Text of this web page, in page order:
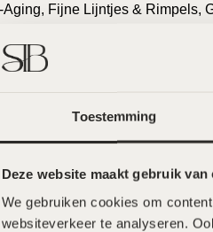
Toestemming
Deze website maakt gebruik van
We gebruiken cookies om
websiteverkeer te analyseren.
Aging, Fijne Lijntjes & Rimpels,